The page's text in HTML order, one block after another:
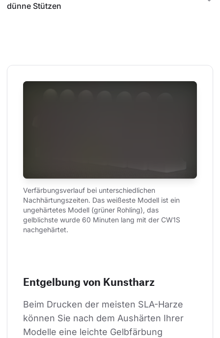
dünne Stützen
Verfärbungsverlauf bei unterschiedlichen
Nachhärtungszeiten. Das weißeste Modell ist ein
ungehärtetes Modell (grüner Rohling), das
gelblichste wurde 60 Minuten lang mit der CW1S
nachgehärtet.
Entgelbung von Kunstharz
Beim Drucken der meisten SLA-Harze
können Sie nach dem Aushärten Ihrer
Modelle eine leichte Gelbfärbung